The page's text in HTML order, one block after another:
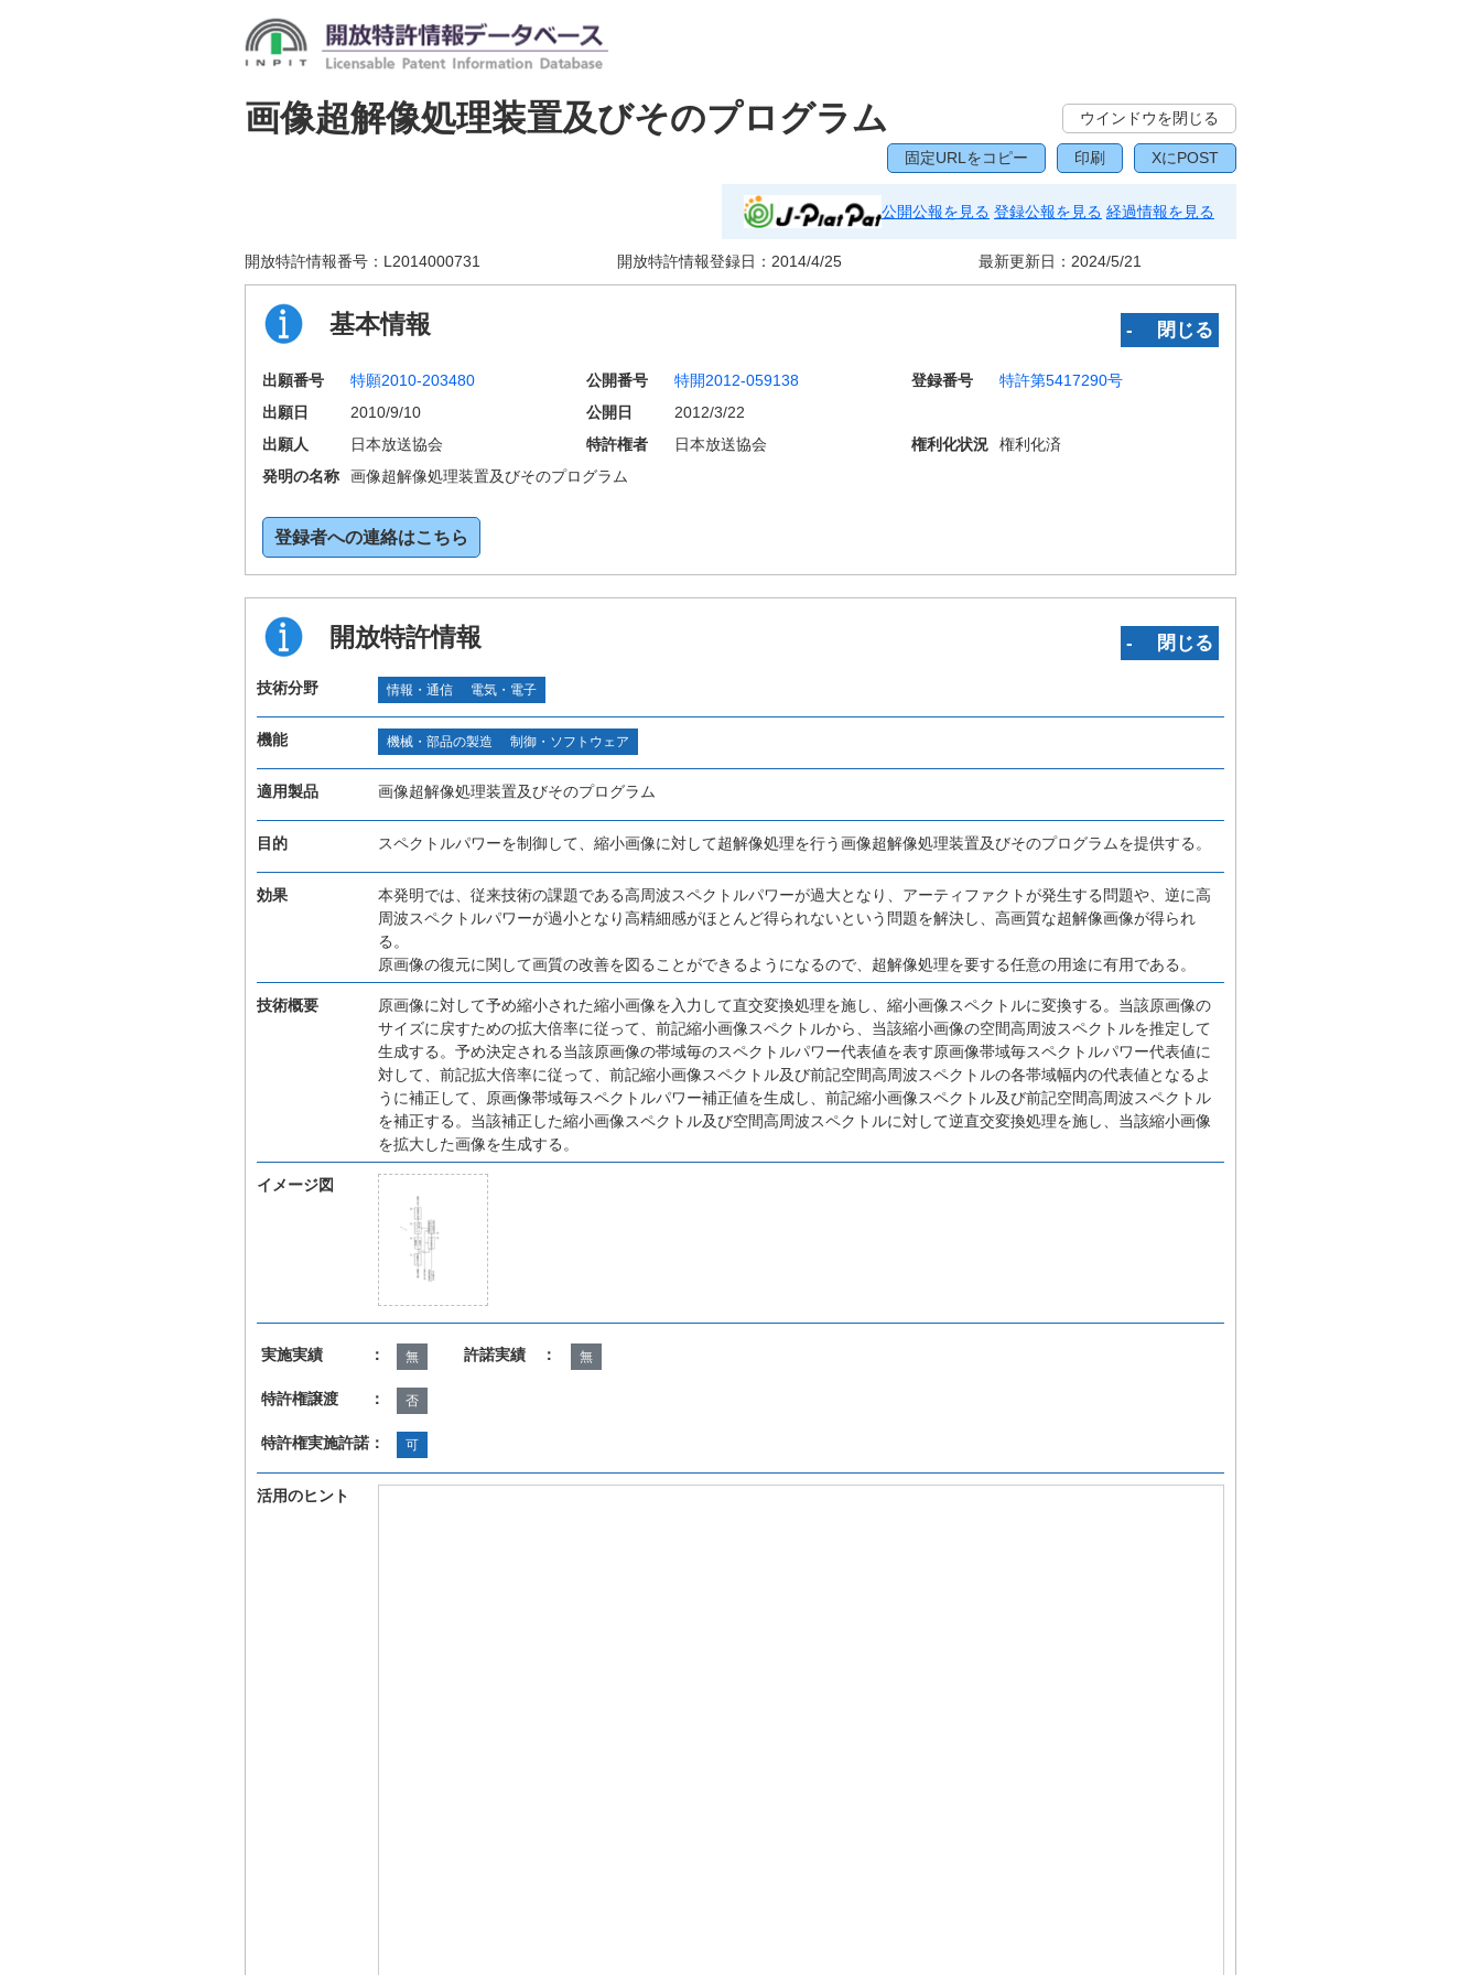
画像超解像処理装置及びそのプログラム ウインドウを閉じる
固定URLをコピー 印刷 XにPOST
公開公報を見る 登録公報を見る 経過情報を見る
開放特許情報番号： L2014000731 開放特許情報登録日： 2014/4/25 最新更新日： 2024/5/21
基本情報 ‐ 閉じる
出願番号 特願2010-203480 公開番号 特開2012-059138 登録番号
特許第5417290号
出願日
2010/9/10 公開日
2012/3/22
出願人
日本放送協会 特許権者 日本放送協会 権利化状況
権利化済
発明の名称
画像超解像処理装置及びそのプログラム
登録者への連絡はこちら
開放特許情報 ‐ 閉じる
技術分野 情報・通信 電気・電子
機能 機械・部品の製造 制御・ソフトウェア
適用製品 画像超解像処理装置及びそのプログラム
目的 スペクトルパワーを制御して、縮小画像に対して超解像処理を行う画像超解像処理装置及びそのプログラムを提供する。
効果
本発明では、従来技術の課題である高周波スペクトルパワーが過大となり、アーティファクトが発生する問題や、逆に高
周波スペクトルパワーが過小となり高精細感がほとんど得られないという問題を解決し、高画質な超解像画像が得られ
る。
原画像の復元に関して画質の改善を図ることができるようになるので、超解像処理を要する任意の用途に有用である。
技術概要
原画像に対して予め縮小された縮小画像を入力して直交変換処理を施し、縮小画像スペクトルに変換する。当該原画像の
サイズに戻すための拡大倍率に従って、前記縮小画像スペクトルから、当該縮小画像の空間高周波スペクトルを推定して
生成する。予め決定される当該原画像の帯域毎のスペクトルパワー代表値を表す原画像帯域毎スペクトルパワー代表値に
対して、前記拡大倍率に従って、前記縮小画像スペクトル及び前記空間高周波スペクトルの各帯域幅内の代表値となるよ
うに補正して、原画像帯域毎スペクトルパワー補正値を生成し、前記縮小画像スペクトル及び前記空間高周波スペクトル
を補正する。当該補正した縮小画像スペクトル及び空間高周波スペクトルに対して逆直交変換処理を施し、当該縮小画像
を拡大した画像を生成する。
イメージ図
実施実績 ： 無 許諾実績 ： 無
特許権譲渡 ： 否
特許権実施許諾： 可
活用のヒント